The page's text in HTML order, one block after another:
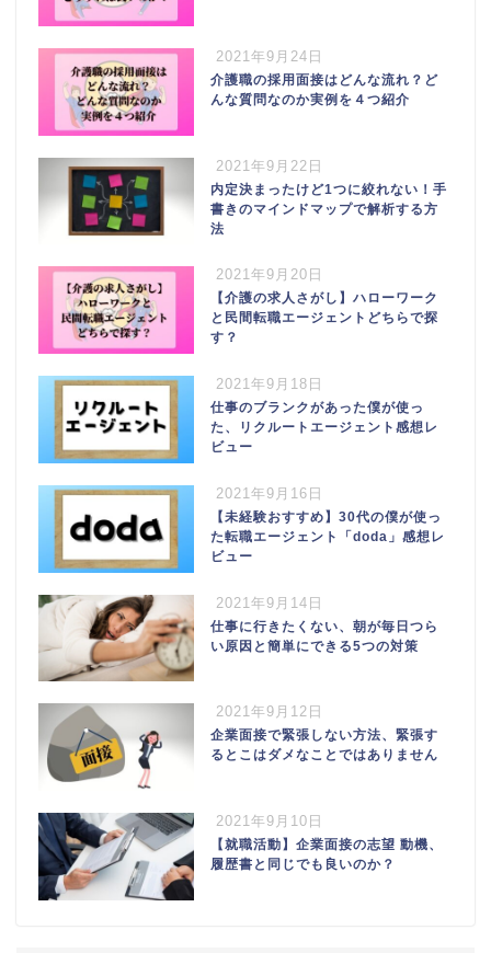
2021年9月24日
介護職の採用面接はどんな流れ？ど
んな質問なのか実例を４つ紹介
2021年9月22日
内定決まったけど1つに絞れない！手
書きのマインドマップで解析する方
法
2021年9月20日
【介護の求人さがし】ハローワーク
と民間転職エージェントどちらで探
す？
2021年9月18日
仕事のブランクがあった僕が使っ
た、リクルートエージェント感想レ
ビュー
2021年9月16日
【未経験おすすめ】30代の僕が使っ
た転職エージェント「doda」感想レ
ビュー
2021年9月14日
仕事に行きたくない、朝が毎日つら
い原因と簡単にできる5つの対策
2021年9月12日
企業面接で緊張しない方法、緊張す
るとこはダメなことではありません
2021年9月10日
【就職活動】企業面接の志望 動機、
履歴書と同じでも良いのか？